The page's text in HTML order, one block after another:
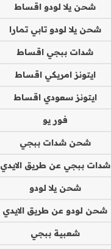
شحن يلا لودو اقساط
شحن يلا لودو تابي تمارا
شدات ببجي اقساط
ايتونز امريكي اقساط
ايتونز سعودي اقساط
فور يو
شحن شدات ببجي
شدات ببجي عن طريق الايدي
شحن يلا لودو
شحن لودو عن طريق الايدي
شعبية ببجي